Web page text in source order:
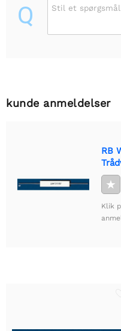
Q Stil et spørgsmål
kunde anmeldelser
RB
★
Klik